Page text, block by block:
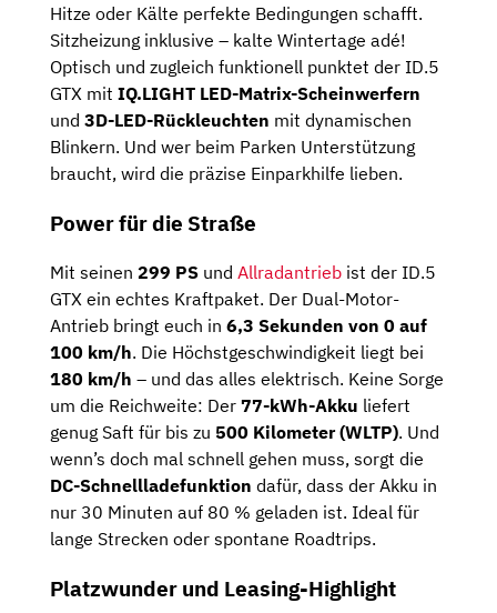
Hitze oder Kälte perfekte Bedingungen schafft.
Sitzheizung inklusive – kalte Wintertage adé!
Optisch und zugleich funktionell punktet der ID.5
GTX mit IQ.LIGHT LED-Matrix-Scheinwerfern
und 3D-LED-Rückleuchten mit dynamischen
Blinkern. Und wer beim Parken Unterstützung
braucht, wird die präzise Einparkhilfe lieben.
Power für die Straße
Mit seinen 299 PS und Allradantrieb ist der ID.5
GTX ein echtes Kraftpaket. Der Dual-Motor-
Antrieb bringt euch in 6,3 Sekunden von 0 auf
100 km/h. Die Höchstgeschwindigkeit liegt bei
180 km/h – und das alles elektrisch. Keine Sorge
um die Reichweite: Der 77-kWh-Akku liefert
genug Saft für bis zu 500 Kilometer (WLTP). Und
wenn’s doch mal schnell gehen muss, sorgt die
DC-Schnellladefunktion dafür, dass der Akku in
nur 30 Minuten auf 80 % geladen ist. Ideal für
lange Strecken oder spontane Roadtrips.
Platzwunder und Leasing-Highlight